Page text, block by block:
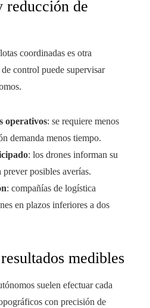
reducción de
coordinadas es otra
control puede supervisar
operativos: se requiere menos
demanda menos tiempo.
: los drones informan su
posibles averías.
: compañías de logística
en plazos inferiores a dos
medibles
suelen efectuar cada
con precisión de